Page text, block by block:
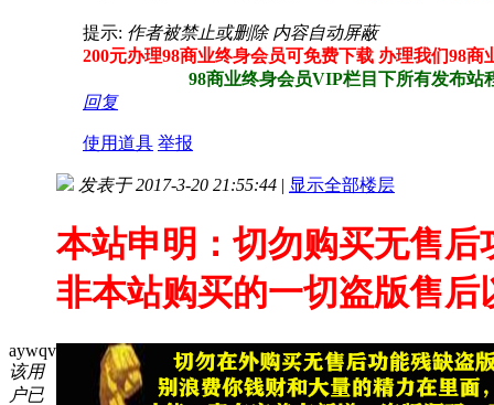
提示: 作者被禁止或删除 内容自动屏蔽
200元办理98商业终身会员可免费下载 办理我们98商
98商业终身会员VIP栏目下所有发布站程序
回复
使用道具 举报
aywqv
该用
户已
发表于 2017-3-20 21:55:44 | 显示全部楼层
本站申明：切勿购买无售
非本站购买的一切盗版售后